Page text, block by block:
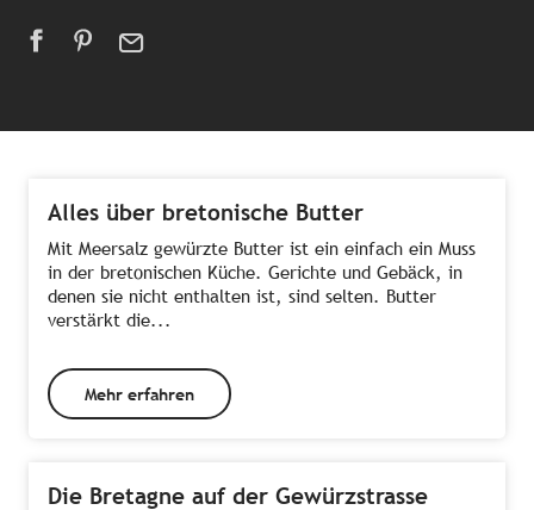
Alles über bretonische Butter
Mit Meersalz gewürzte Butter ist ein einfach ein Muss
in der bretonischen Küche. Gerichte und Gebäck, in
denen sie nicht enthalten ist, sind selten. Butter
verstärkt die...
Mehr erfahren
Die Bretagne auf der Gewürzstrasse